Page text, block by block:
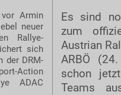
Armin
neuer
Rallye-
sich
der DRM-
Action
ADAC
Es sind
zum
Austrian
ARBÖ
schon
Teams